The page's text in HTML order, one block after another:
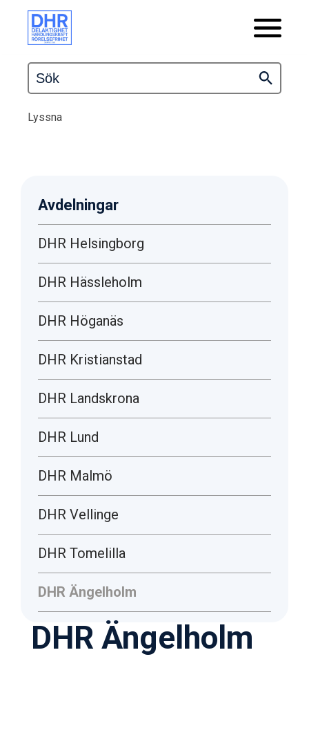
Lyssna
DHR Ängelholm
Avdelningar
DHR Helsingborg
DHR Hässleholm
DHR Höganäs
DHR Kristianstad
DHR Landskrona
DHR Lund
DHR Malmö
DHR Vellinge
DHR Tomelilla
DHR Ängelholm